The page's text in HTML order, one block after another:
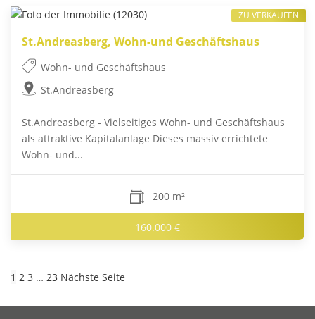
St.Andreasberg, Wohn-und Geschäftshaus
Wohn- und Geschäftshaus
St.Andreasberg
St.Andreasberg - Vielseitiges Wohn- und Geschäftshaus
als attraktive Kapitalanlage Dieses massiv errichtete
Wohn- und...
200 m²
160.000 €
ZU VERKAUFEN
1 2 3 … 23 Nächste Seite